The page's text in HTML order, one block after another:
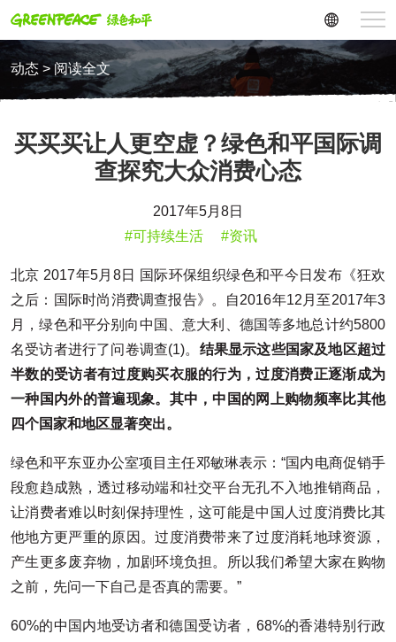
动态 > 阅读全文
买买买让人更空虚？绿色和平国际调
查探究大众消费心态
2017年5月8日
#可持续生活
#资讯
北京 2017年5月8日 国际环保组织绿色和平今日发布《狂欢
之后：国际时尚消费调查报告》。自2016年12月至2017年3
月，绿色和平分别向中国、意大利、德国等多地总计约5800
名受访者进行了问卷调查(1)。 结果显示这些国家及地区超过
半数的受访者有过度购买衣服的行为，过度消费正逐渐成为
一种国内外的普遍现象。其中，中国的网上购物频率比其他
四个国家和地区显著突出。
绿色和平东亚办公室项目主任邓敏琳表示：“国内电商促销手
段愈趋成熟，透过移动端和社交平台无孔不入地推销商品，
让消费者难以时刻保持理性，这可能是中国人过度消费比其
他地方更严重的原因。过度消费带来了过度消耗地球资源，
产生更多废弃物，加剧环境负担。所以我们希望大家在购物
之前，先问一下自己是否真的需要。”
60%的中国内地受访者和德国受访者，68%的香港特别行政